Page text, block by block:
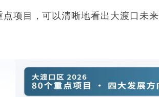
点项目，可以清晰地看出大渡口未